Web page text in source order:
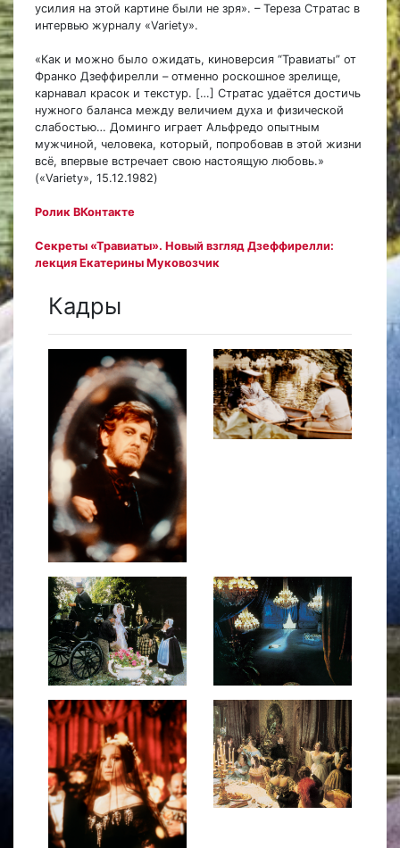
усилия на этой картине были не зря». – Тереза Стратас в
интервью журналу «Variety».
«Как и можно было ожидать, киноверсия “Травиаты” от
Франко Дзеффирелли – отменно роскошное зрелище,
карнавал красок и текстур. […] Стратас удаётся достичь
нужного баланса между величием духа и физической
слабостью… Доминго играет Альфредо опытным
мужчиной, человека, который, попробовав в этой жизни
всё, впервые встречает свою настоящую любовь.»
(«Variety», 15.12.1982)
Ролик ВКонтакте
Секреты «Травиаты». Новый взгляд Дзеффирелли:
лекция Екатерины Муковозчик
Кадры